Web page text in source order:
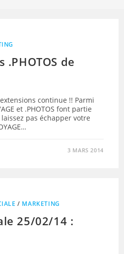
.PHOTOS de
continue !! Parmi
et .PHOTOS font partie
pas échapper votre
3 MARS 2014
/ MARKETING
25/02/14 :